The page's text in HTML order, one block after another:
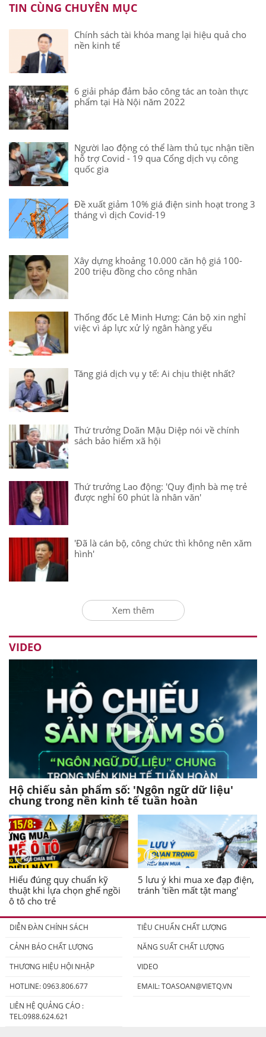
TIN CÙNG CHUYÊN MỤC
Chính sách tài khóa mang lại hiệu quả cho
nền kinh tế
6 giải pháp đảm bảo công tác an toàn thực
phẩm tại Hà Nội năm 2022
Người lao động có thể làm thủ tục nhận tiền
hỗ trợ Covid - 19 qua Cổng dịch vụ công
quốc gia
Đề xuất giảm 10% giá điện sinh hoạt trong 3
tháng vì dịch Covid-19
Xây dựng khoảng 10.000 căn hộ giá 100-
200 triệu đồng cho công nhân
Thống đốc Lê Minh Hưng: Cán bộ xin nghỉ
việc vì áp lực xử lý ngân hàng yếu
Tăng giá dịch vụ y tế: Ai chịu thiệt nhất?
Thứ trưởng Doãn Mậu Diệp nói về chính
sách bảo hiểm xã hội
Thứ trưởng Lao động: 'Quy định bà mẹ trẻ
được nghỉ 60 phút là nhân văn'
'Đã là cán bộ, công chức thì không nên xăm
hình'
Xem thêm
VIDEO
Hộ chiếu sản phẩm số: 'Ngôn ngữ dữ liệu'
chung trong nền kinh tế tuần hoàn
Hiểu đúng quy chuẩn kỹ
thuật khi lựa chọn ghế ngồi
ô tô cho trẻ
5 lưu ý khi mua xe đạp điện,
tránh 'tiền mất tật mang'
DIỄN ĐÀN CHÍNH SÁCH
TIÊU CHUẨN CHẤT LƯỢNG
CẢNH BÁO CHẤT LƯỢNG
NĂNG SUẤT CHẤT LƯỢNG
THƯƠNG HIỆU HỘI NHẬP
VIDEO
HOTLINE: 0963.806.677
EMAIL:TOASOAN@VIETQ.VN
LIÊN HỆ QUẢNG CÁO :
TEL:0988.624.621